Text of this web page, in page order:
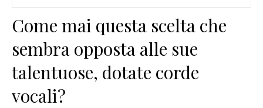
Come mai questa scelta che
sembra opposta alle sue
talentuose, dotate corde
vocali?